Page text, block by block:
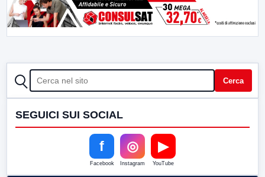
CERCA Cerca
SEGUICI SUI SOCIAL
f
Facebook
◎
Instagram
▶
YouTube